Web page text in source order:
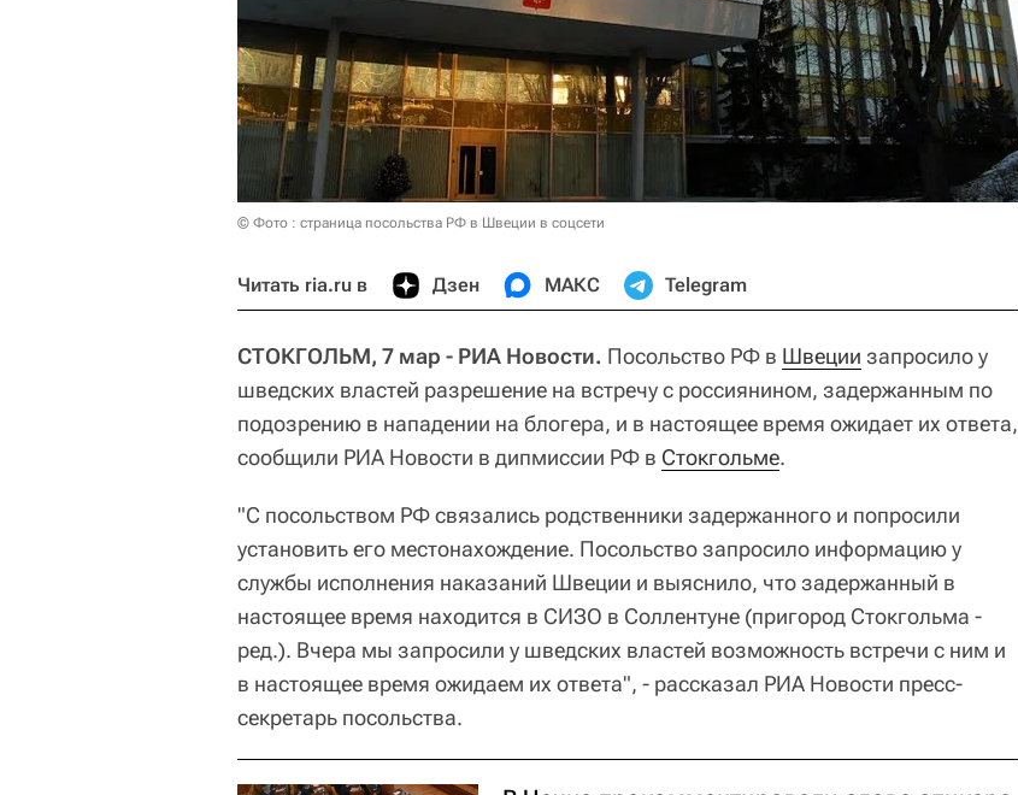
© Фото : страница посольства РФ в Швеции в соцсети
Читать ria.ru в Дзен МАКС Telegram
СТОКГОЛЬМ, 7 мар - РИА Новости. Посольство РФ в Швеции запросило у
шведских властей разрешение на встречу с россиянином, задержанным по
подозрению в нападении на блогера, и в настоящее время ожидает их ответа,
сообщили РИА Новости в дипмиссии РФ в Стокгольме.
"С посольством РФ связались родственники задержанного и попросили
установить его местонахождение. Посольство запросило информацию у
службы исполнения наказаний Швеции и выяснило, что задержанный в
настоящее время находится в СИЗО в Соллентуне (пригород Стокгольма -
ред.). Вчера мы запросили у шведских властей возможность встречи с ним и
в настоящее время ожидаем их ответа", - рассказал РИА Новости пресс-
секретарь посольства.